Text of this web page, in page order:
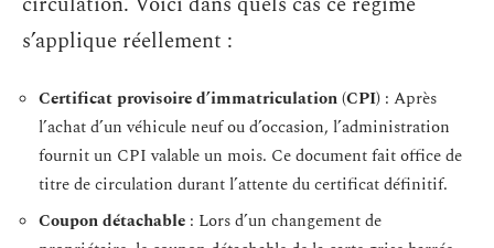
s’applique réellement :
Certificat provisoire d’immatriculation (CPI) : Après
l’achat d’un véhicule neuf ou d’occasion, l’administration
fournit un CPI valable un mois. Ce document fait office de
titre de circulation durant l’attente du certificat définitif.
Coupon détachable : Lors d’un changement de